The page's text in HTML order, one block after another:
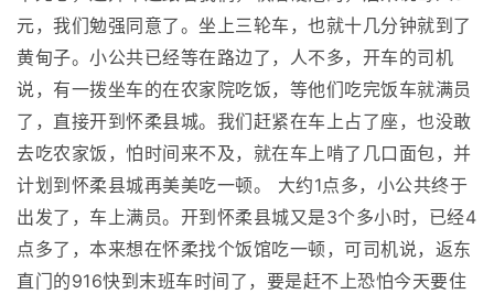
元，我们勉强同意了。坐上三轮车，也就十几分钟就到了
黄甸子。小公共已经等在路边了，人不多，开车的司机
说，有一拨坐车的在农家院吃饭，等他们吃完饭车就满员
了，直接开到怀柔县城。我们赶紧在车上占了座，也没敢
去吃农家饭，怕时间来不及，就在车上啃了几口面包，并
计划到怀柔县城再美美吃一顿。 大约1点多，小公共终于
出发了，车上满员。开到怀柔县城又是3个多小时，已经4
点多了，本来想在怀柔找个饭馆吃一顿，可司机说，返东
直门的916快到末班车时间了，要是赶不上恐怕今天要住